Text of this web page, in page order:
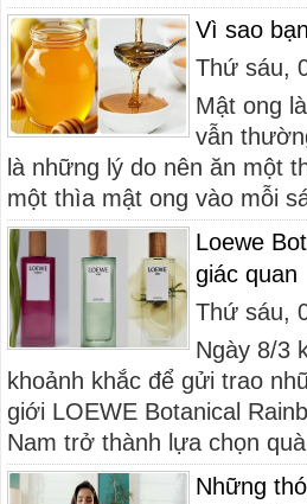
Vì sao
Thứ sáu,
Mật ong
vẫn
là những lý do nên ăn một
một thìa mật ong vào mỗi
Loewe
giác quan
Thứ sáu,
Ngày 8/3
khoảnh khắc để gửi trao
giới LOEWE Botanical
Nam trở thành lựa chọn
Những